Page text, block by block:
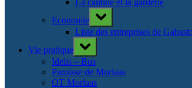
La cantine et la garderie
Economie
Toggle
sub-
menu
Liste des entreprises de
Vie pratique
Toggle
sub-
menu
Idelis – Bus
Paroisse de Morlaas
OT Morlaas